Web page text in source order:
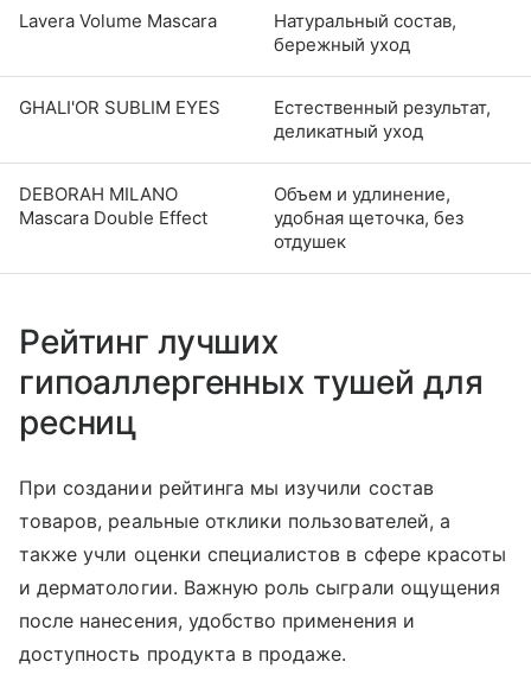
Lavera Volume Mascara
Натуральный состав,
бережный уход
GHALI'OR SUBLIM EYES
Естественный результат,
деликатный уход
DEBORAH MILANO
Mascara Double Effect
Объем и удлинение,
удобная щеточка, без
отдушек
Рейтинг лучших
гипоаллергенных тушей для
ресниц
При создании рейтинга мы изучили состав
товаров, реальные отклики пользователей, а
также учли оценки специалистов в сфере красоты
и дерматологии. Важную роль сыграли ощущения
после нанесения, удобство применения и
доступность продукта в продаже.